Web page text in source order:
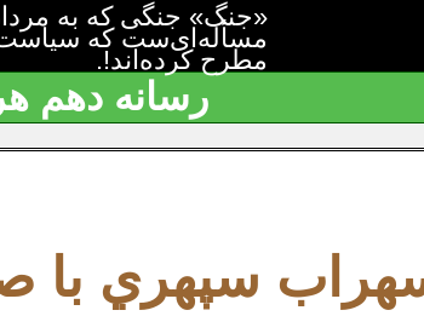
«جنگ» جنگی که به
مسأله‌ای‌ست که
مطرح کرده‌اند!.
رسانه دهم
سپهري با